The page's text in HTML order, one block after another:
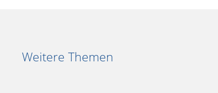
Weitere Themen